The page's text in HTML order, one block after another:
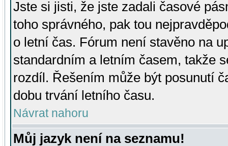
Jste si jisti, že jste zadali časové
toho správného, pak tou
o letní čas. Fórum není stavěno na
standardním a letním časem, takže
rozdíl. Řešením může být posunutí
dobu trvání letního času.
Návrat nahoru
Můj jazyk není na seznamu!